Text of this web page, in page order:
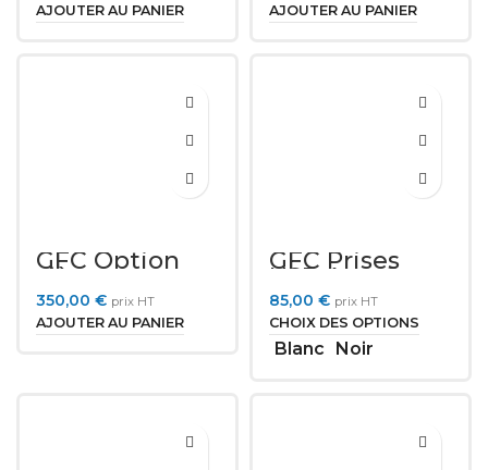
AJOUTER AU PANIER AJOUTER AU PANIER
GFC Option
siège
chauffant et
massant 6
moteurs
350,00 € prix HT
AJOUTER AU PANIER
GFC Prises
USB A et C
85,00 € prix HT
CHOIX DES OPTIONS
Blanc Noir